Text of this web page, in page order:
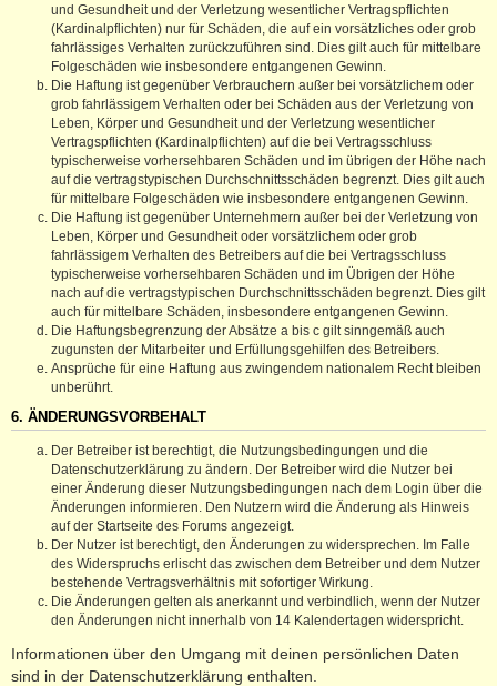
und Gesundheit und der Verletzung wesentlicher Vertragspflichten
(Kardinalpflichten) nur für Schäden, die auf ein vorsätzliches oder grob
fahrlässiges Verhalten zurückzuführen sind. Dies gilt auch für mittelbare
Folgeschäden wie insbesondere entgangenen Gewinn.
Die Haftung ist gegenüber Verbrauchern außer bei vorsätzlichem oder
grob fahrlässigem Verhalten oder bei Schäden aus der Verletzung von
Leben, Körper und Gesundheit und der Verletzung wesentlicher
Vertragspflichten (Kardinalpflichten) auf die bei Vertragsschluss
typischerweise vorhersehbaren Schäden und im übrigen der Höhe nach
auf die vertragstypischen Durchschnittsschäden begrenzt. Dies gilt auch
für mittelbare Folgeschäden wie insbesondere entgangenen Gewinn.
Die Haftung ist gegenüber Unternehmern außer bei der Verletzung von
Leben, Körper und Gesundheit oder vorsätzlichem oder grob
fahrlässigem Verhalten des Betreibers auf die bei Vertragsschluss
typischerweise vorhersehbaren Schäden und im Übrigen der Höhe
nach auf die vertragstypischen Durchschnittsschäden begrenzt. Dies gilt
auch für mittelbare Schäden, insbesondere entgangenen Gewinn.
Die Haftungsbegrenzung der Absätze a bis c gilt sinngemäß auch
zugunsten der Mitarbeiter und Erfüllungsgehilfen des Betreibers.
Ansprüche für eine Haftung aus zwingendem nationalem Recht bleiben
unberührt.
6. ÄNDERUNGSVORBEHALT
Der Betreiber ist berechtigt, die Nutzungsbedingungen und die
Datenschutzerklärung zu ändern. Der Betreiber wird die Nutzer bei
einer Änderung dieser Nutzungsbedingungen nach dem Login über die
Änderungen informieren. Den Nutzern wird die Änderung als Hinweis
auf der Startseite des Forums angezeigt.
Der Nutzer ist berechtigt, den Änderungen zu widersprechen. Im Falle
des Widerspruchs erlischt das zwischen dem Betreiber und dem Nutzer
bestehende Vertragsverhältnis mit sofortiger Wirkung.
Die Änderungen gelten als anerkannt und verbindlich, wenn der Nutzer
den Änderungen nicht innerhalb von 14 Kalendertagen widerspricht.
Informationen über den Umgang mit deinen persönlichen Daten
sind in der Datenschutzerklärung enthalten.